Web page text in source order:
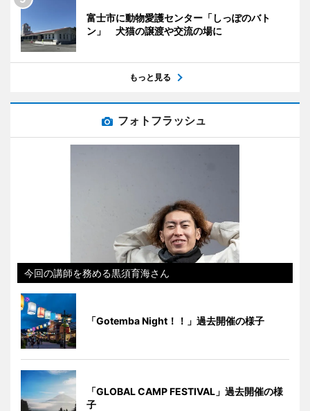
富士市に動物愛護センター「しっぽのバト
ン」 犬猫の譲渡や交流の場に
もっと見る
フォトフラッシュ
今回の講師を務める黒須育海さん
「Gotemba Night！！」過去開催の様子
「GLOBAL CAMP FESTIVAL」過去開催の様
子